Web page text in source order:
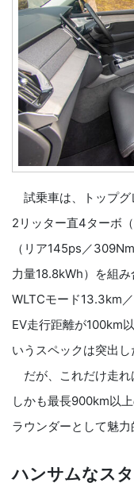
試乗車は、トップグ
2リッター直4ターボ
（リア145ps／
力量18.8kWh）を組み
WLTCモード13.3km
EV走行距離が100km
いうスペックは突出し
だが、これだけ走れ
しかも最長900km以
ラウンダーとして魅力
ハンサムなス